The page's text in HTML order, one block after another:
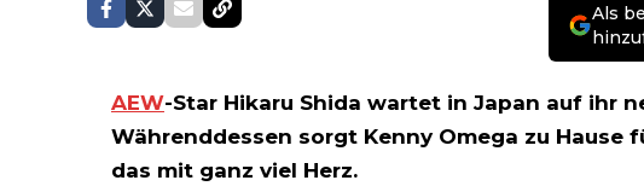
Als
AEW-Star Hikaru Shida wartet in Japan auf ihr
Währenddessen sorgt Kenny Omega zu Hause
das mit ganz viel Herz.